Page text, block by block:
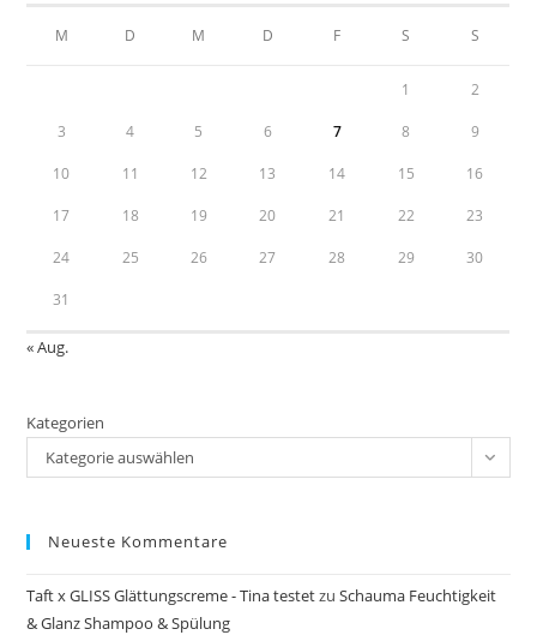
M D M D F S S
1 2
3 4 5 6 7 8 9
10 11 12 13 14 15 16
17 18 19 20 21 22 23
24 25 26 27 28 29 30
31
« Aug.
Kategorien
Kategorie auswählen
Neueste Kommentare
Taft x GLISS Glättungscreme - Tina testetzuSchauma Feuchtigkeit
& Glanz Shampoo & Spülung